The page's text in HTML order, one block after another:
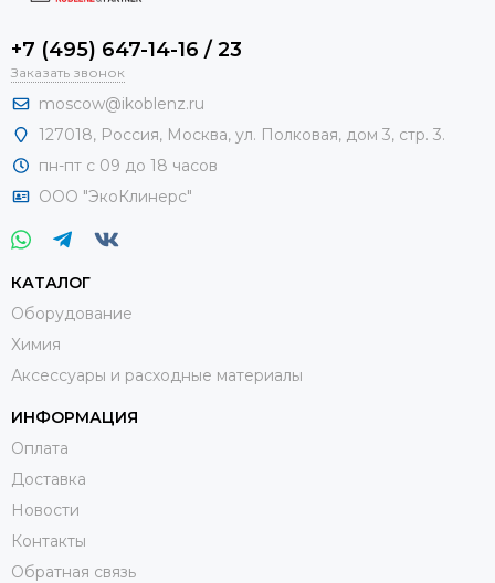
+7 (495) 647-14-16 / 23
Заказать звонок
moscow@ikoblenz.ru
127018, Россия, Москва, ул. Полковая, дом 3, стр. 3.
пн-пт с 09 до 18 часов
ООО "ЭкоКлинерс"
КАТАЛОГ
Оборудование
Химия
Аксессуары и расходные материалы
ИНФОРМАЦИЯ
Оплата
Доставка
Новости
Контакты
Обратная связь